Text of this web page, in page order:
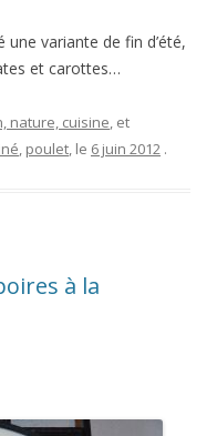
variante de fin d’été,
et carottes…
nature, cuisine, et
, poulet, le 6 juin 2012 .
à la